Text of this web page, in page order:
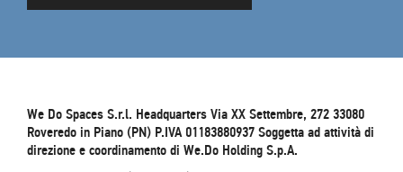
We Do Spaces S.r.l. Headquarters Via XX Settembre, 272 33080
Roveredo in Piano (PN) P.IVA 01183880937 Soggetta ad attività di
direzione e coordinamento di We.Do Holding S.p.A.